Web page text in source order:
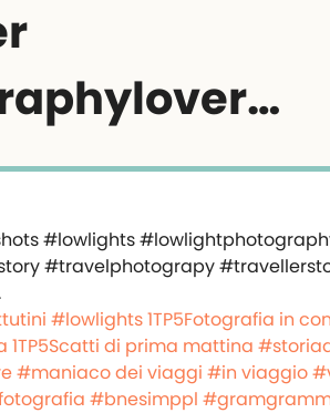
#lowlights1TP5Fotografia in
1TP5Scatti di prima mattina
#maniaco dei viaggi #in viaggio
#bnesimppl